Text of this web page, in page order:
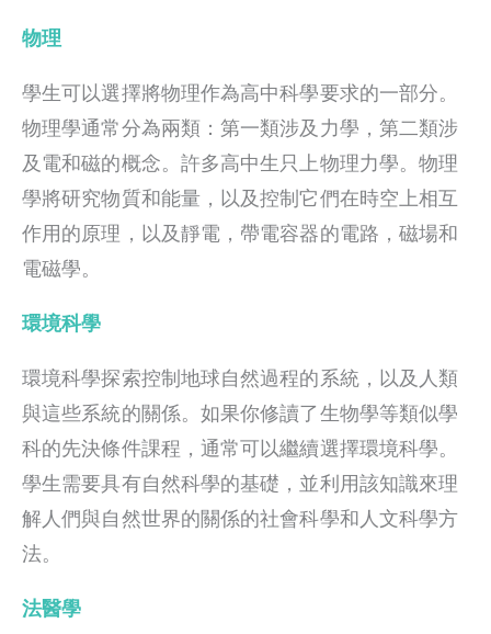
物理
學生可以選擇將物理作為高中科學要求的一部分。
物理學通常分為兩類：第一類涉及力學，第二類涉
及電和磁的概念。許多高中生只上物理力學。物理
學將研究物質和能量，以及控制它們在時空上相互
作用的原理，以及靜電，帶電容器的電路，磁場和
電磁學。
環境科學
環境科學探索控制地球自然過程的系統，以及人類
與這些系統的關係。如果你修讀了生物學等類似學
科的先決條件課程，通常可以繼續選擇環境科學。
學生需要具有自然科學的基礎，並利用該知識來理
解人們與自然世界的關係的社會科學和人文科學方
法。
法醫學